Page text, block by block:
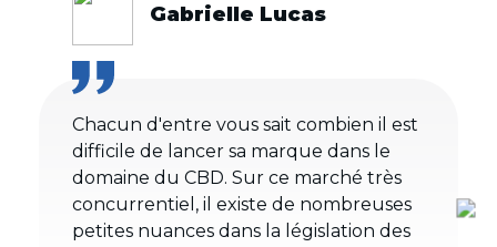
Gabrielle Lucas
Chacun d'entre vous sait combien il est
difficile de lancer sa marque dans le
domaine du CBD. Sur ce marché très
concurrentiel, il existe de nombreuses
petites nuances dans la législation des